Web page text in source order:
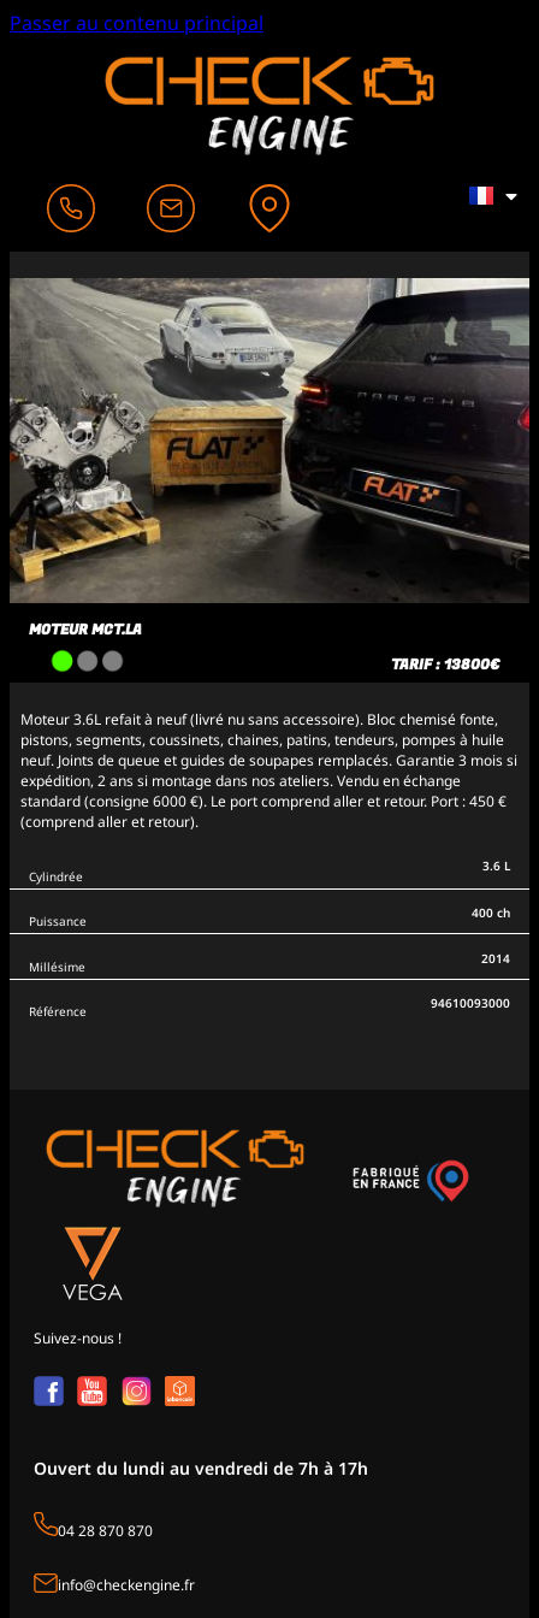
Passer au contenu principal
MOTEUR MCT.LA
TARIF : 13800€
Moteur 3.6L refait à neuf (livré nu sans accessoire). Bloc chemisé fonte,
pistons, segments, coussinets, chaines, patins, tendeurs, pompes à huile
neuf. Joints de queue et guides de soupapes remplacés. Garantie 3 mois si
expédition, 2 ans si montage dans nos ateliers. Vendu en échange
standard (consigne 6000 €). Le port comprend aller et retour. Port : 450 €
(comprend aller et retour).
Cylindrée
Puissance
Millésime
Référence
3.6 L
400 ch
2014
94610093000
Suivez-nous !
Ouvert du lundi au vendredi de 7h à 17h
04 28 870 870
info@checkengine.fr